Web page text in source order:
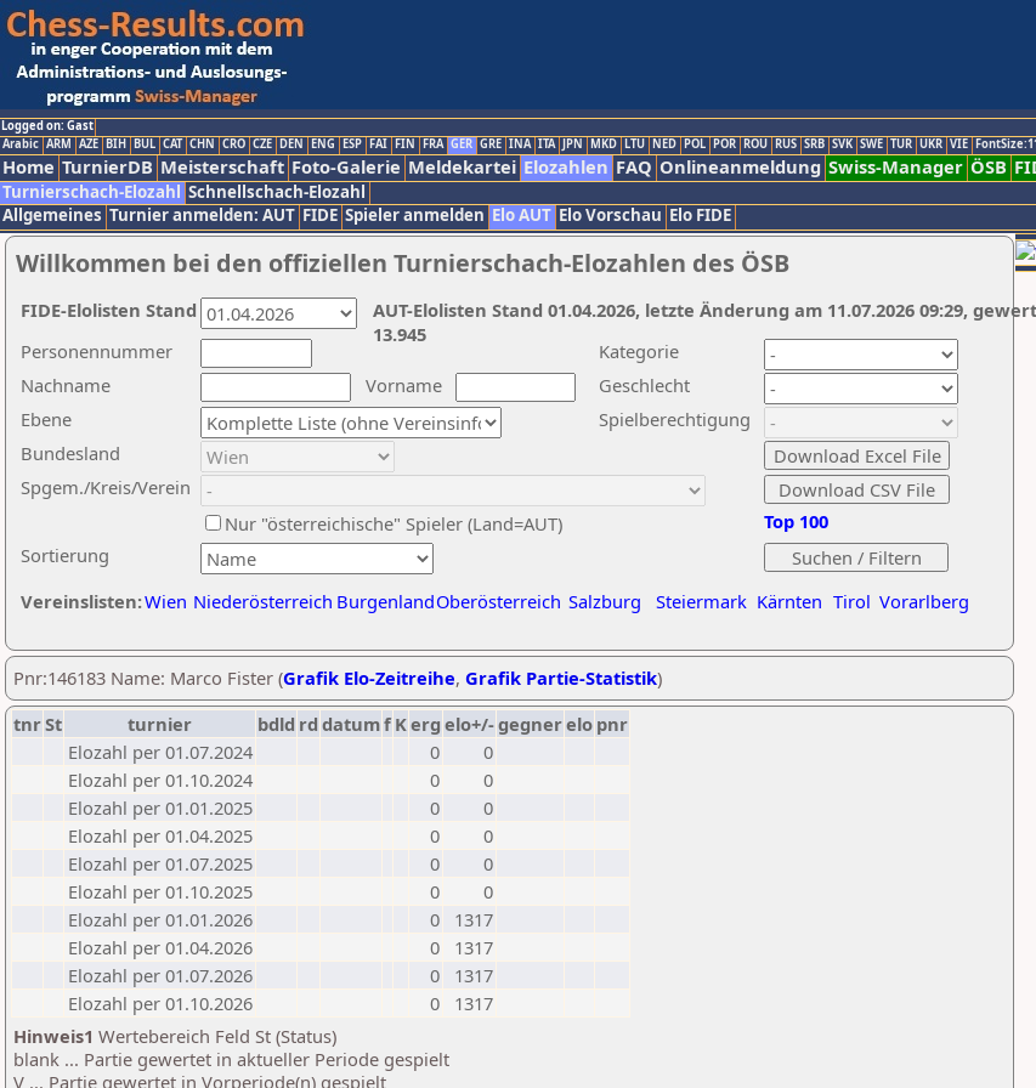
Logged on: Gast
Arabic ARM AZE BIH BUL CAT CHN CRO CZE DEN ENG ESP FAI FIN FRA GER GRE INA ITA JPN MKD LTU NED POL POR ROU RUS SRB SVK SWE TUR UKR VIE
Home TurnierDB Meisterschaft Foto-Galerie Meldekartei Elozahlen FAQ Onlineanmeldung Swiss-Manager ÖSB
Turnierschach-Elozahl Schnellschach-Elozahl
Allgemeines Turnier anmelden: AUT FIDE Spieler anmelden Elo AUT Elo Vorschau Elo FIDE
Willkommen bei den offiziellen Turnierschach-Elozahlen des ÖSB
Nachname
Vorname
Ebene
Kategorie
Sortierung
Personennummer
Bundesland
Spgem./Kreis/Verein
Geschlecht
Nur "österreichische" Spieler (Land=AUT)
Spielberechtigung
Vereinslisten:Wien Niederösterreich BurgenlandOberösterreich Salzburg Steiermark Kärnten Tirol Vorarlberg
Top 100
AUT-Elolisten Stand 01.04.2026, letzte Änderung am 11.07.2026 09:29,
13.945
FIDE-Elolisten Stand
Pnr:146183 Name: Marco Fister (Grafik Elo-Zeitreihe, Grafik Partie-Statistik)
tnrSt turnier bdld rd datumf Kerg elo+/-gegnerelo pnr
Elozahl per 01.07.2024
0
0
Elozahl per 01.10.2024
0
0
Elozahl per 01.01.2025
0
0
Elozahl per 01.04.2025
0
0
Elozahl per 01.07.2025
0
0
Elozahl per 01.10.2025
0
0
Elozahl per 01.01.2026
0
1317
Elozahl per 01.04.2026
0
1317
Elozahl per 01.07.2026
0
1317
Elozahl per 01.10.2026
0
1317
Hinweis1 Wertebereich Feld St (Status)
blank ... Partie gewertet in aktueller Periode gespielt
V ... Partie gewertet in Vorperiode(n) gespielt